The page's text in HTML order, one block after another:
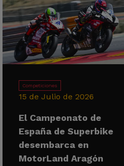
Competiciones
15 de Julio de 2026
El Campeonato de
España de Superbike
desembarca en
MotorLand Aragón